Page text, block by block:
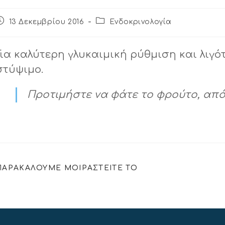
13 Δεκεμβρίου 2016 Ενδοκρινολογία
καλύτερη γλυκαιμική ρύθμιση και
Προτιμήστε να φάτε το φρούτο, από
ΜΟΙΡΑΣΤΕΙΤΕ ΤΟ